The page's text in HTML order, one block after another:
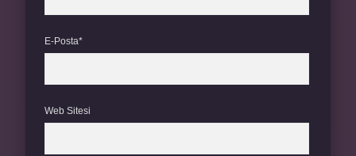
E-Posta*
Web Sitesi